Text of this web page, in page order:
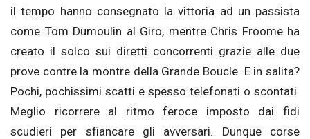
il tempo hanno consegnato la vittoria ad un passista
come Tom Dumoulin al Giro, mentre Chris Froome ha
creato il solco sui diretti concorrenti grazie alle due
prove contre la montre della Grande Boucle. E in salita?
Pochi, pochissimi scatti e spesso telefonati o scontati.
Meglio ricorrere al ritmo feroce imposto dai fidi
scudieri per sfiancare gli avversari. Dunque corse